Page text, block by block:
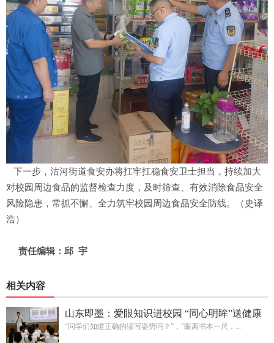
下一步，沽河街道食安办将扛牢扛稳食安卫士担当，持续加大
对校园周边食品的监督检查力度，及时筛查、有效消除食品安全
风险隐患，常抓不懈、全力筑牢校园周边食品安全防线。（史译
浩）
责任编辑：邱 宇
相关内容
山东即墨：爱眼知识进校园 “同心明眸”送健康
“同学们知道正确的读写姿势吗？”，“眼离书本一尺，...